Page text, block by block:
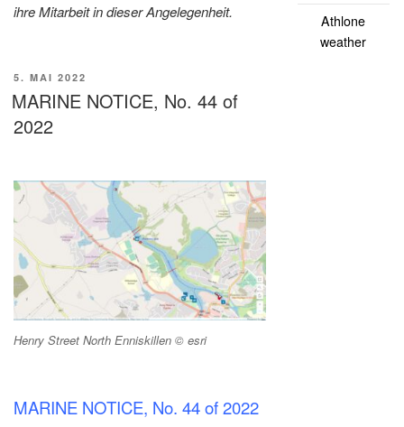
ihre Mitarbeit in dieser Angelegenheit.
VERÖFFENTLICHT
AM
5. MAI 2022
MARINE NOTICE, No. 44 of
2022
Henry Street North Enniskillen © esri
MARINE NOTICE, No. 44 of 2022
Athlone
weather